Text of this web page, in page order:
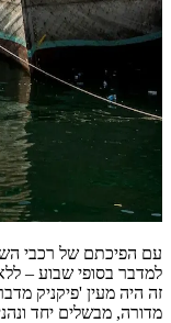
עם הפיכתם של רכבי
למדבר בסופי שבוע –
זה היה מעין 'פיקניק
מדורה, מבשלים יחד